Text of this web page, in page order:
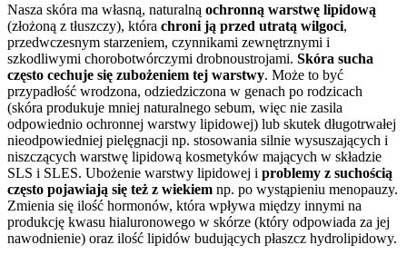
Nasza skóra ma własną, naturalną ochronną warstwę lipidową
(złożoną z tłuszczy), która chroni ją przed utratą wilgoci,
przedwczesnym starzeniem, czynnikami zewnętrznymi i
szkodliwymi chorobotwórczymi drobnoustrojami. Skóra sucha
często cechuje się zubożeniem tej warstwy. Może to być
przypadłość wrodzona, odziedziczona w genach po rodzicach
(skóra produkuje mniej naturalnego sebum, więc nie zasila
odpowiednio ochronnej warstwy lipidowej) lub skutek długotrwałej
nieodpowiedniej pielęgnacji np. stosowania silnie wysuszających i
niszczących warstwę lipidową kosmetyków mających w składzie
SLS i SLES. Ubożenie warstwy lipidowej i problemy z suchością
często pojawiają się też z wiekiem np. po wystąpieniu menopauzy.
Zmienia się ilość hormonów, która wpływa między innymi na
produkcję kwasu hialuronowego w skórze (który odpowiada za jej
nawodnienie) oraz ilość lipidów budujących płaszcz hydrolipidowy.